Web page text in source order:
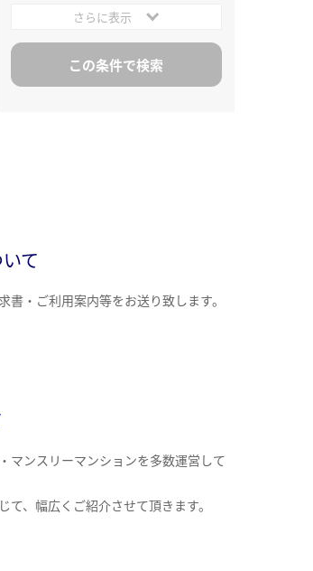
さらに表示
て
書・ご利用案内等をお送り致します。
マンスリーマンションを多数運営して
て、幅広くご紹介させて頂きます。